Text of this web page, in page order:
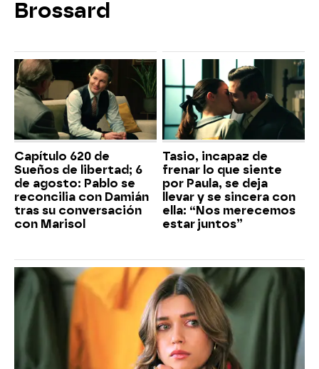
Brossard
Capítulo 620 de
Sueños de libertad; 6
de agosto: Pablo se
reconcilia con Damián
tras su conversación
con Marisol
Tasio, incapaz de
frenar lo que siente
por Paula, se deja
llevar y se sincera con
ella: “Nos merecemos
estar juntos”